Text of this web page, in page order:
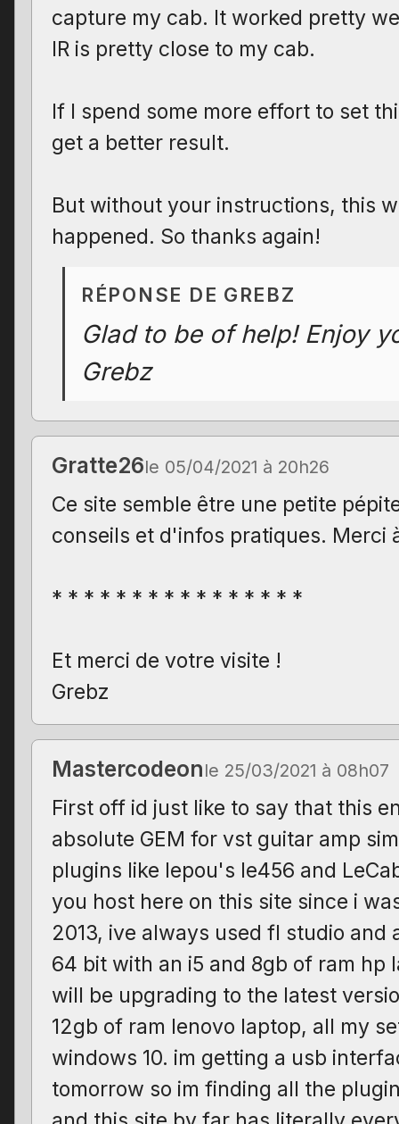
capture my cab. It worked pretty
IR is pretty close to my cab.
If I spend some more effort to set
get a better result.
But without your instructions, this
happened. So thanks again!
RÉPONSE DE GREBZ
Glad to be of help! Enjoy
Grebz
Gratte26le 05/04/2021 à 20h26
Ce site semble être une petite
conseils et d'infos pratiques. Merci
* * * * * * * * * * * * * * * *
Et merci de votre visite !
Grebz
Mastercodeonle 25/03/2021 à 08h07
First off id just like to say that this
absolute GEM for vst guitar amp
plugins like lepou's le456 and
you host here on this site since i
2013, ive always used fl studio and
64 bit with an i5 and 8gb of ram hp
will be upgrading to the latest
12gb of ram lenovo laptop, all my
windows 10. im getting a usb
tomorrow so im finding all the